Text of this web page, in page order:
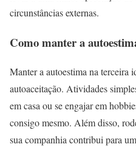
circunstâncias externas.
Como manter a
Manter a autoestima na terceira
autoaceitação. Atividades
em casa ou se engajar em
consigo mesmo. Além disso,
sua companhia contribui para